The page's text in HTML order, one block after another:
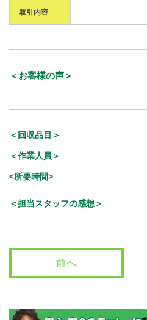
取引内容
＜お客様の声＞
＜回収品目＞
＜作業人員＞
<所要時間>
＜担当スタッフの感想＞
前へ